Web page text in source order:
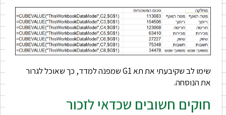
שימו לב שקיבעתי את תא G1 שמפנה למדד, כך שאוכל לגרור
את הנוסחה.
חוקים חשובים שכדאי לזכור